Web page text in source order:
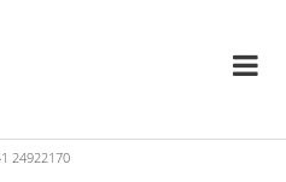
24922170